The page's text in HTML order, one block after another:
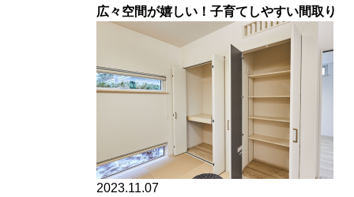
広々空間が嬉しい！子育てしやすい間取り
2023.11.07